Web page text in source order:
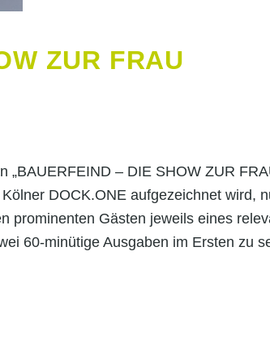
ZUR FRAU
„BAUERFEIND – DIE SHOW ZUR
DOCK.ONE aufgezeichnet wird,
prominenten Gästen jeweils eines
60-minütige Ausgaben im Ersten zu